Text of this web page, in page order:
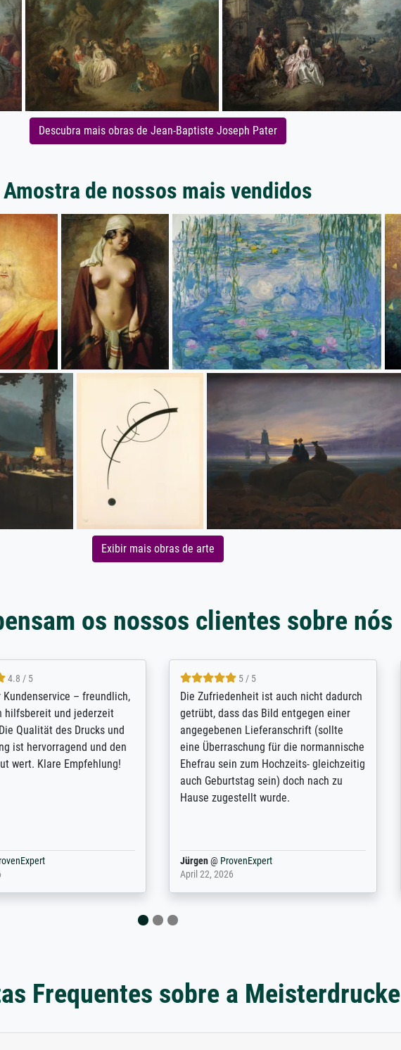
Descubra mais obras de Jean-Baptiste Joseph Pater
Amostra de nossos mais vendidos
Exibir mais obras de arte
os nossos clientes sobre nós
5 / 5
mit der
Großvaters aus dem 1.
ich ein
Bild. Das habe ich bei
Bei der Auswahl der
...
4.8 / 5
Hervorragende Qualität. Man kann sich
vieles anpassen lassen, wie z.B.:
Randentfernung, Farbe, Helligkeit,
Kontrast und Weiteres. Sehr freundliche
Kontaktperson per Mail. Das Bild (ein
Kunstdruck) wurde sehr gut verpackt -
sehr starke Papprolle mit Plastikdeckeln
Anonym@ProvenExpert
August 12, 2025
Frequentes sobre a Meisterdrucke